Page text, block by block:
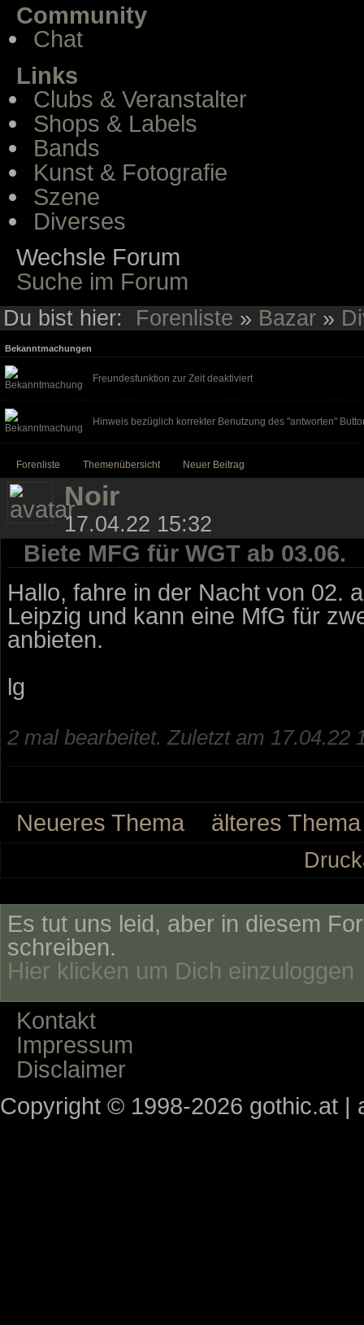
Community
Chat
Links
Clubs & Veranstalter
Shops & Labels
Bands
Kunst & Fotografie
Szene
Diverses
Wechsle Forum
Suche im Forum
Du bist hier: Forenliste » Bazar »
Bekanntmachungen
Freundesfunktion zur Zeit deaktiviert
Hinweis bezüglich korrekter Benutzung des "antworten"
Forenliste Themenübersicht Neuer Beitrag
Noir
17.04.22 15:32
Biete MFG für WGT ab 03.06.
Hallo, fahre in der Nacht von 02.
Leipzig und kann eine MfG für
anbieten.
lg
2 mal bearbeitet. Zuletzt am 17.04.22
Neueres Thema älteres Thema
Es tut uns leid, aber in diesem
schreiben.
Hier klicken um Dich einzuloggen
Kontakt
Impressum
Disclaimer
Copyright © 1998-2026 gothic.at |